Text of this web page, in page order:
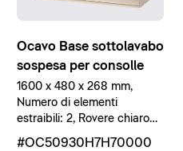
Ocavo Base sottolavabo
sospesa per consolle
1600 x 480 x 268 mm,
Numero di elementi
estraibili: 2, Rovere chiaro
massello opaco, Rovere
#OC50930H7H70000